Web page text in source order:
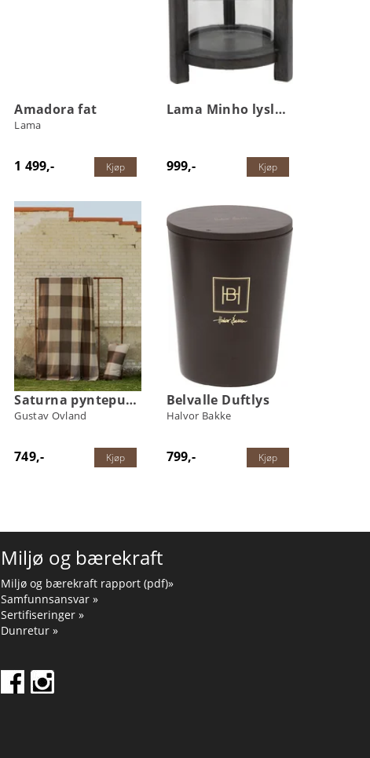
Amadora fat
Lama
1 499,- Kjøp
Lama Minho lyslykt
999,- Kjøp
Saturna pynteputetrekk
Gustav Ovland
749,- Kjøp
Belvalle Duftlys
Halvor Bakke
799,- Kjøp
Miljø og bærekraft
Miljø og bærekraft rapport (pdf)»
Samfunnsansvar »
Sertifiseringer »
Dunretur »